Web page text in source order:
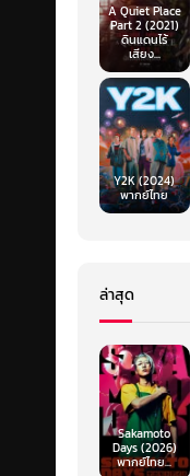
A Quiet Place
Part 2 (2021)
ดินแดนไร้
เสียง...
Y2K (2024)
พากย์ไทย
ล่าสุด
Sakamoto
Days (2026)
พากย์ไทย...